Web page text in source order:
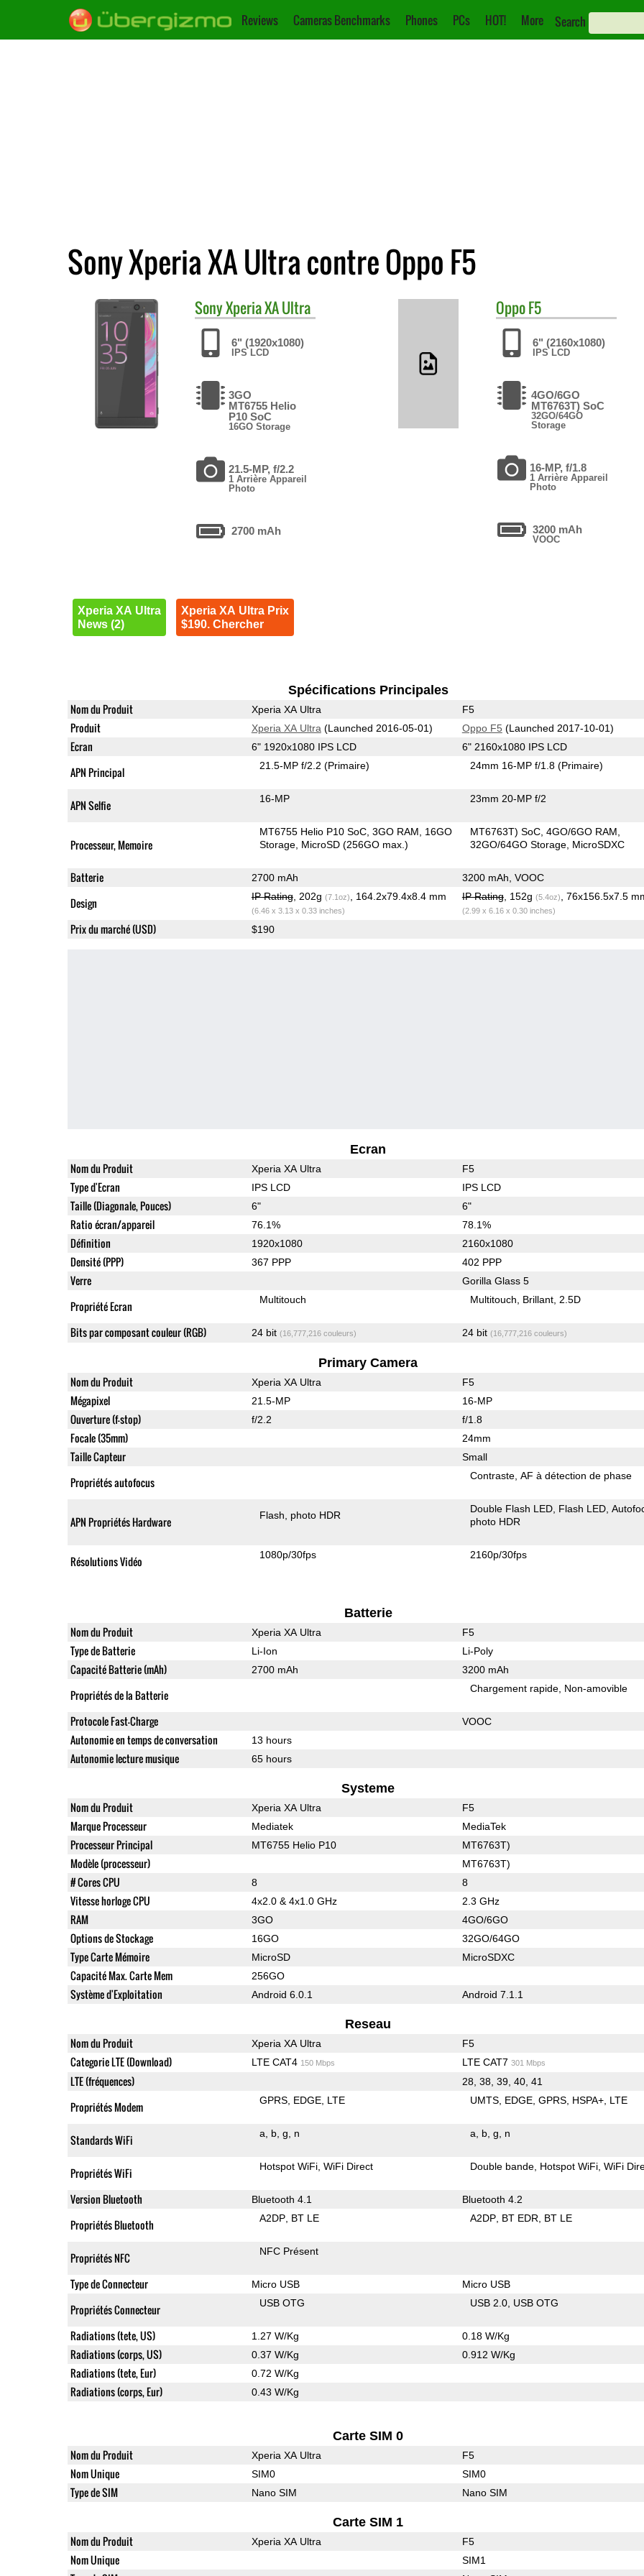
Reviews Cameras Benchmarks Phones PCs HOT! More Search
Sony Xperia XA Ultra contre Oppo F5
SonyXperia XA Ultra
6" (1920x1080)
IPS LCD
3GO
MT6755 Helio
P10 SoC
16GO Storage
21.5-MP, f/2.2
1 Arrière Appareil
Photo
2700 mAh
Xperia XA Ultra
News (2)
Xperia XA Ultra Prix
$190. Chercher
OppoF5
6" (2160x1080)
IPS LCD
4GO/6GO
MT6763T) SoC
32GO/64GO
Storage
16-MP, f/1.8
1 Arrière Appareil
Photo
3200 mAh
VOOC
Spécifications Principales
Nom du Produit Xperia XA Ultra F5
Produit Xperia XA Ultra (Launched 2016-05-01) Oppo F5 (Launched 2017-10-01)
Ecran 6" 1920x1080 IPS LCD 6" 2160x1080 IPS LCD
APN Principal 21.5-MP f/2.2(Primaire) 24mm 16-MP f/1.8(Primaire)
APN Selfie 16-MP 23mm 20-MP f/2
Processeur, Memoire
MT6755 Helio P10 SoC 3GO RAM
16GO
Storage MicroSD (256GO max.)
MT6763T) SoC 4GO/6GO RAM
32GO/64GO Storage MicroSDXC
Batterie 2700 mAh 3200 mAh, VOOC
Design IP Rating, 202g (7.1oz) , 164.2x79.4x8.4 mm
(6.46 x 3.13 x 0.33 inches)
IP Rating, 152g (5.4oz) , 76x156.5x7.5
(2.99 x 6.16 x 0.30 inches)
Prix du marché (USD) $190
Ecran
Nom du Produit Xperia XA Ultra F5
Type d'Ecran IPS LCD IPS LCD
Taille (Diagonale, Pouces) 6" 6"
Ratio écran/appareil 76.1% 78.1%
Définition 1920x1080 2160x1080
Densité (PPP) 367 PPP 402 PPP
Verre Gorilla Glass 5
Propriété Ecran Multitouch Multitouch Brillant 2.5D
Bits par composant couleur (RGB) 24 bit (16,777,216 couleurs) 24 bit (16,777,216 couleurs)
Primary Camera
Nom du Produit Xperia XA Ultra F5
Mégapixel 21.5-MP 16-MP
Ouverture (f-stop) f/2.2 f/1.8
Focale (35mm) 24mm
Taille Capteur Small
Propriétés autofocus Contraste AF à détection de phase
APN Propriétés Hardware Flash photo HDR
Double Flash LED Flash LED
photo HDR
Résolutions Vidéo 1080p/30fps 2160p/30fps
Batterie
Nom du Produit Xperia XA Ultra F5
Type de Batterie Li-Ion Li-Poly
Capacité Batterie (mAh) 2700 mAh 3200 mAh
Propriétés de la Batterie Chargement rapide Non-amovible
Protocole Fast-Charge VOOC
Autonomie en temps de conversation 13 hours
Autonomie lecture musique 65 hours
Systeme
Nom du Produit Xperia XA Ultra F5
Marque Processeur Mediatek MediaTek
Processeur Principal MT6755 Helio P10 MT6763T)
Modèle (processeur) MT6763T)
# Cores CPU 8 8
Vitesse horloge CPU 4x2.0 & 4x1.0 GHz 2.3 GHz
RAM 3GO 4GO/6GO
Options de Stockage 16GO 32GO/64GO
Type Carte Mémoire MicroSD MicroSDXC
Capacité Max. Carte Mem 256GO
Système d'Exploitation Android 6.0.1 Android 7.1.1
Reseau
Nom du Produit Xperia XA Ultra F5
Categorie LTE (Download) LTE CAT4 150 Mbps LTE CAT7 301 Mbps
LTE (fréquences) 28, 38, 39, 40, 41
Propriétés Modem GPRS EDGE LTE UMTS EDGE GPRS HSPA+ LTE
Standards WiFi a b g n a b g n
Propriétés WiFi Hotspot WiFi WiFi Direct Double bande Hotspot WiFi WiFi
Version Bluetooth Bluetooth 4.1 Bluetooth 4.2
Propriétés Bluetooth A2DP BT LE A2DP BT EDR BT LE
Propriétés NFC NFC Présent
Type de Connecteur Micro USB Micro USB
Propriétés Connecteur USB OTG USB 2.0 USB OTG
Radiations (tete, US) 1.27 W/Kg 0.18 W/Kg
Radiations (corps, US) 0.37 W/Kg 0.912 W/Kg
Radiations (tete, Eur) 0.72 W/Kg
Radiations (corps, Eur) 0.43 W/Kg
Carte SIM 0
Nom du Produit Xperia XA Ultra F5
Nom Unique SIM0 SIM0
Type de SIM Nano SIM Nano SIM
Carte SIM 1
Nom du Produit Xperia XA Ultra F5
Nom Unique SIM1